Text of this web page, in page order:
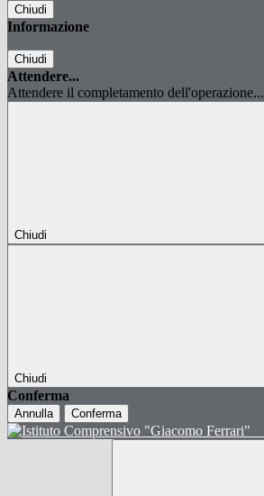
Chiudi
Informazione
Chiudi
Attendere...
Attendere il completamento dell'operazione...
Chiudi
Chiudi
Conferma
Annulla Conferma